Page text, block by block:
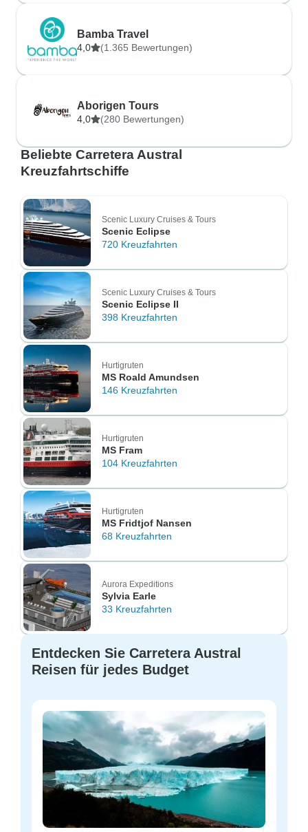
Bamba Travel
4,0 (1.365 Bewertungen)
Aborigen Tours
4,0 (280 Bewertungen)
Beliebte Carretera Austral
Kreuzfahrtschiffe
Scenic Luxury Cruises & Tours
Scenic Eclipse
720 Kreuzfahrten
Scenic Luxury Cruises & Tours
Scenic Eclipse II
398 Kreuzfahrten
Hurtigruten
MS Roald Amundsen
146 Kreuzfahrten
Hurtigruten
MS Fram
104 Kreuzfahrten
Hurtigruten
MS Fridtjof Nansen
68 Kreuzfahrten
Aurora Expeditions
Sylvia Earle
33 Kreuzfahrten
Entdecken Sie Carretera Austral
Reisen für jedes Budget